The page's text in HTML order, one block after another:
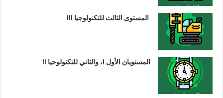
المستوى الثالث للتكنولوجيا III
المستويان الأول I، والثاني للتكنولوجيا II